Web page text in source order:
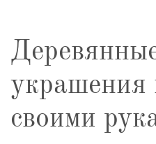
украшения
своими